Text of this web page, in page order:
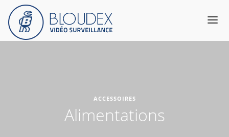
A propos
ACCESSOIRES
Alimentations